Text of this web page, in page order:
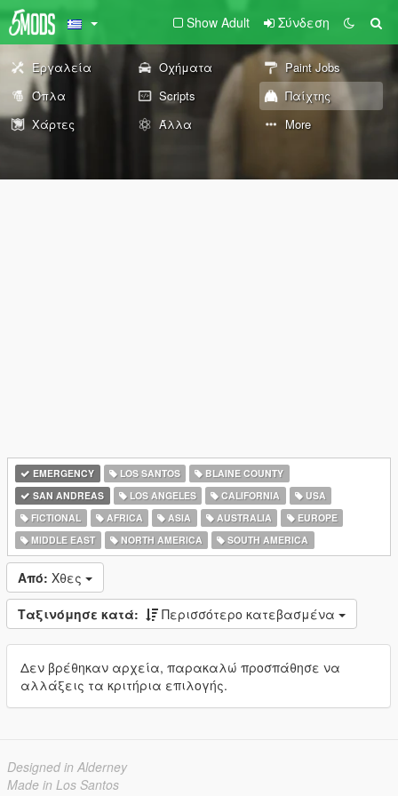
Show Adult Σύνδεση
Εργαλεία Οχήματα
Paint Jobs
Όπλα
Scripts
Παίχτης
Χάρτες
Άλλα More
EMERGENCY LOS SANTOS
BLAINE COUNTY
SAN ANDREAS
LOS ANGELES CALIFORNIA
USA
FICTIONAL
AFRICA ASIA AUSTRALIA
EUROPE
MIDDLE EAST
NORTH AMERICA SOUTH AMERICA
Από: Χθες
Ταξινόμησε κατά: Περισσότερο κατεβασμένα
Δεν βρέθηκαν αρχεία, παρακαλώ προσπάθησε να
αλλάξεις τα κριτήρια επιλογής.
Designed in Alderney
Made in Los Santos